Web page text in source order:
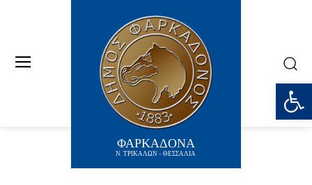
ΦΑΡΚΑΔΟΝΑ
Ν. ΤΡΙΚΑΛΩΝ - ΘΕΣΣΑΛΙΑ